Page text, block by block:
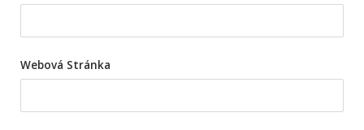
Webová Stránka